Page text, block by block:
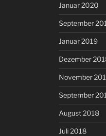
Januar 2020
September
Januar 2019
Dezember
November
September
August 2018
Juli 2018